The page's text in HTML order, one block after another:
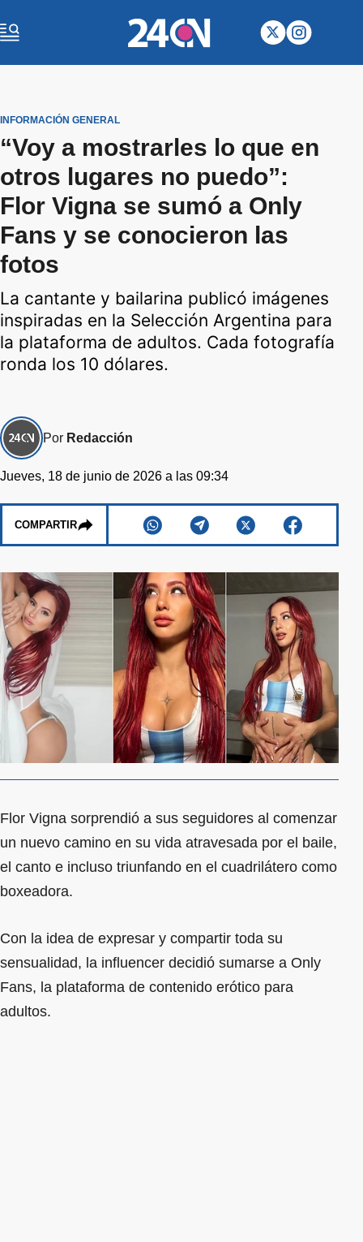
INFORMACIÓN GENERAL
“Voy a mostrarles lo que en
otros lugares no puedo”:
Flor Vigna se sumó a Only
Fans y se conocieron las
fotos
La cantante y bailarina publicó imágenes
inspiradas en la Selección Argentina para
la plataforma de adultos. Cada fotografía
ronda los 10 dólares.
Por Redacción
Jueves, 18 de junio de 2026 a las 09:34
COMPARTIR
Flor Vigna sorprendió a sus seguidores al comenzar
un nuevo camino en su vida atravesada por el baile,
el canto e incluso triunfando en el cuadrilátero como
boxeadora.
Con la idea de expresar y compartir toda su
sensualidad, la influencer decidió sumarse a Only
Fans, la plataforma de contenido erótico para
adultos.